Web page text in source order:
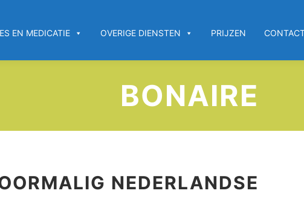
EN MEDICATIE OVERIGE DIENSTEN PRIJZEN
BONAIRE
NEDERLANDSE